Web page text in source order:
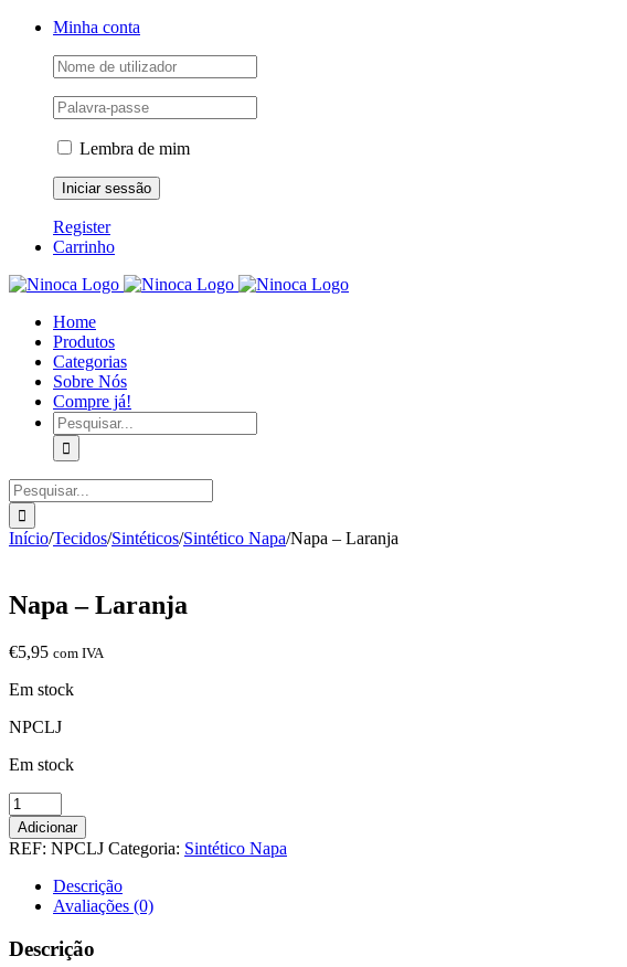
Skip
Facebook
Instagram
YouTubeMinha conta
Lembra de mim
Register
Carrinho
Home
Produtos
Categorias
Sobre Nós
Compre já!
Pesquisar
Pesquisar
Início/Tecidos/Sintéticos/Sintético Napa/Napa – Laranja
Napa – Laranja
€5,95 com IVA
Em stock
NPCLJ
Em stock
Quantidade
de
Napa
-
Laranja
Adicionar
REF: NPCLJ Categoria: Sintético Napa
Descrição
Avaliações (0)
Descrição